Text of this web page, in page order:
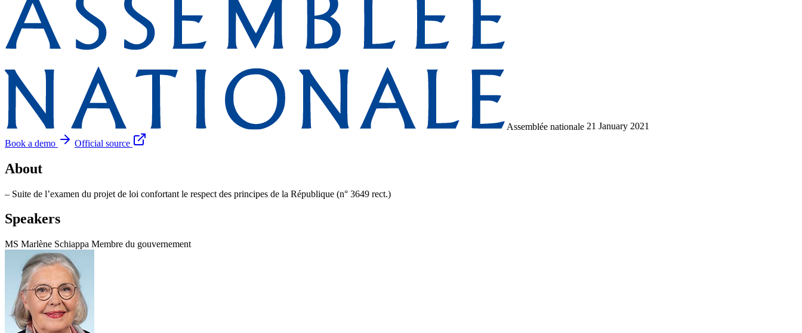
Assemblée nationale 21 January 2021
Book a demo
Official source
About
– Suite de l’examen du projet de loi confortant le respect des principes de la République (n° 3649 rect.)
Speakers
MS Marlène Schiappa Membre du gouvernement